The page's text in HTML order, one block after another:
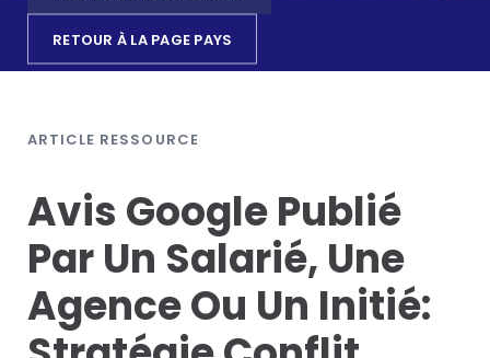
RETOUR À LA PAGE PAYS
ARTICLE RESSOURCE
Avis Google Publié
Par Un Salarié, Une
Agence Ou Un Initié: